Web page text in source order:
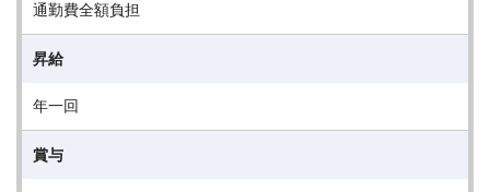
通勤費全額負担
昇給
年一回
賞与